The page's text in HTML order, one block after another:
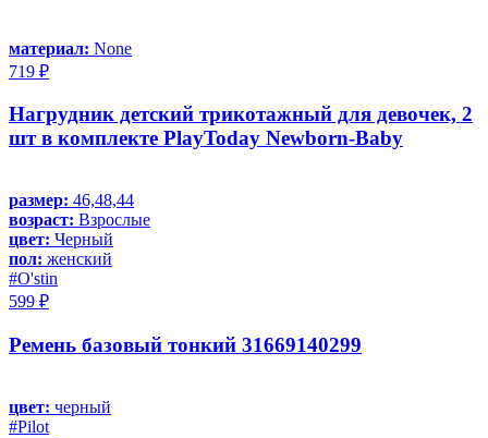
материал: None
719 ₽
Нагрудник детский трикотажный для девочек, 2
шт в комплекте PlayToday Newborn-Baby
размер: 46,48,44
возраст: Взрослые
цвет: Черный
пол: женский
#O'stin
599 ₽
Ремень базовый тонкий 31669140299
цвет: черный
#Pilot